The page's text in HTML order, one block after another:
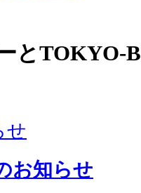
とTOKYO-
せ
お知らせ